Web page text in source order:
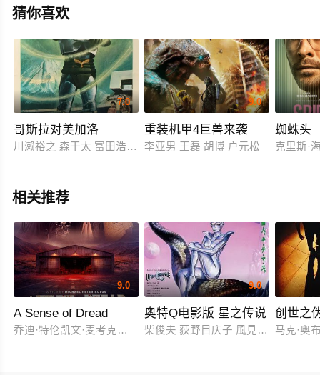
猜你喜欢
7.0
哥斯拉对美加洛
川濑裕之 森干太 富田浩太郎 中岛元
9.0
重装机甲4巨兽来袭
李亚男 王磊 胡博 户元松
蜘蛛头
克里斯·
相关推荐
9.0
A Sense of Dread
乔迪·特伦凯文·麦考克尔虹膜
9.0
奥特Q电影版 星之传说
柴俊夫 荻野目庆子 風見しんご
创世之
马克·奥